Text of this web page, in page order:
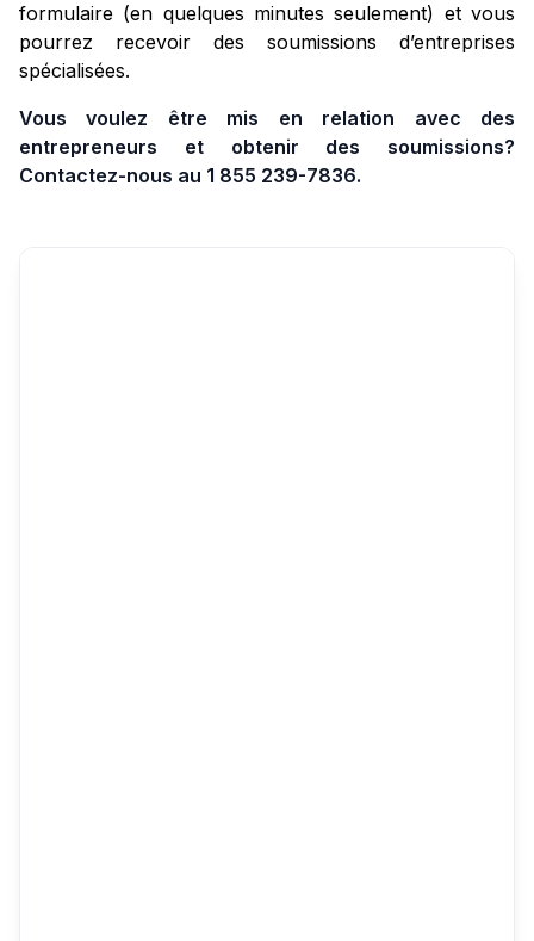
formulaire (en quelques minutes seulement) et vous
pourrez recevoir des soumissions d’entreprises
spécialisées.
Vous voulez être mis en relation avec des
entrepreneurs et obtenir des soumissions?
Contactez-nous au 1 855 239-7836.